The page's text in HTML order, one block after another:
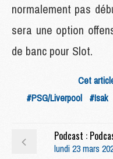
normalement pas
sera une option
de banc pour Slot.
Cet
#PSG/Liverpool #Isak
lundi 23 mars